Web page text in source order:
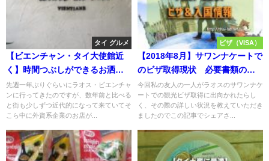
タイ グルメ
【ビエンチャン・タイ大使館近
く】時間つぶしができるお洒落
カフェ「Under the tree」
先週一年ぶりぐらいにラオス・ビエンチャ
ンに行ってきたのですが、数年前と比べる
と街も少しずつ近代的になって来ていてそ
こら中に外資系企業のお店が...
ビザ（VISA）
【2018年8月】サワンナケートで
のビザ取得現状 必要書類の厳
格化？
今回私の友人の一人がラオスのサワンナケ
ートでの観光ビザ取得に出向かれたらし
く、その際の詳しい状況を教えていただき
ましたのでこの記事でシェアさ...